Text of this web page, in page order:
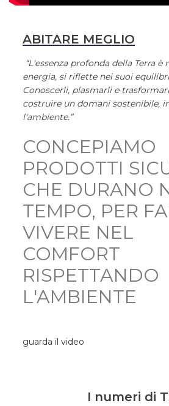
ABITARE MEGLIO
“L'essenza profonda della Terra è
energia, si riflette nei suoi
Conoscerli, plasmarli e
costruire un domani sostenibile,
l'ambiente.”
CONCEPIAMO
PRODOTTI
CHE DURANO
TEMPO, PER
VIVERE NEL
COMFORT
RISPETTANDO
L'AMBIENTE
guarda il video
I numeri di